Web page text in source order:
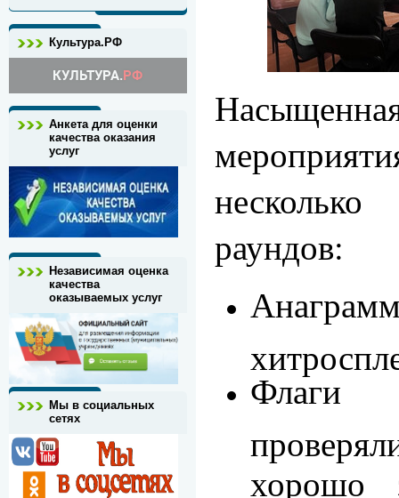
Культура.РФ
Анкета для оценки
качества оказания
услуг
Независимая оценка
качества
оказываемых услуг
Мы в социальных
сетях
раундов:
Флаги
хорошо